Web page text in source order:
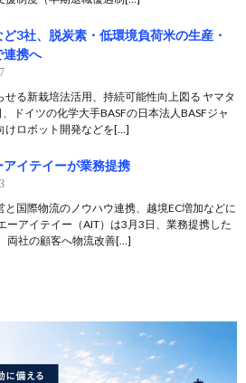
3社、脱炭素・低環境負荷米の生産・
連携へ
せる新栽培法活用、持続可能性向上図る ヤマタ
ドイツの化学大手BASFの日本法人BASFジャ
けロボット開発などを[…]
イテイーが業務提携
と国際物流のノウハウ連携、越境EC増加などに
ーアイテイー（AIT）は3月3日、業務提携した
両社の顧客へ物流改善[…]